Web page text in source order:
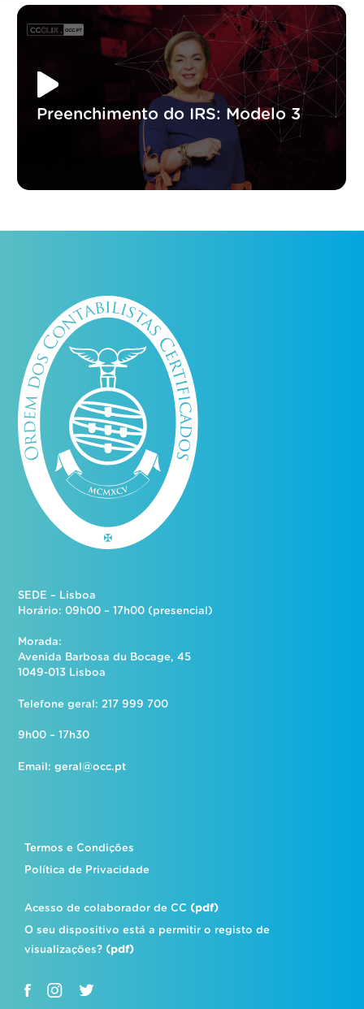
Preenchimento do IRS: Modelo 3
SEDE – Lisboa
Horário: 09h00 – 17h00 (presencial)
Morada:
Avenida Barbosa du Bocage, 45
1049-013 Lisboa
Telefone geral: 217 999 700
9h00 – 17h30
Email:geral@occ.pt
Termos e Condições
Política de Privacidade
Acesso de colaborador de CC(pdf)
O seu dispositivo está a permitir o registo de
visualizações?(pdf)